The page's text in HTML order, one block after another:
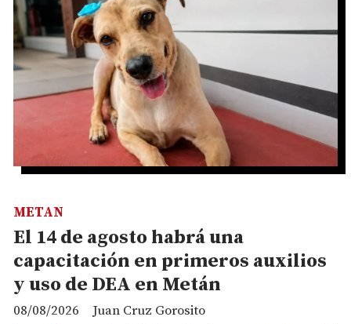
El 14 de agosto habrá una
capacitación en primeros auxilios
y uso de DEA en Metán
Juan Cruz Gorosito
METAN
08/08/2026